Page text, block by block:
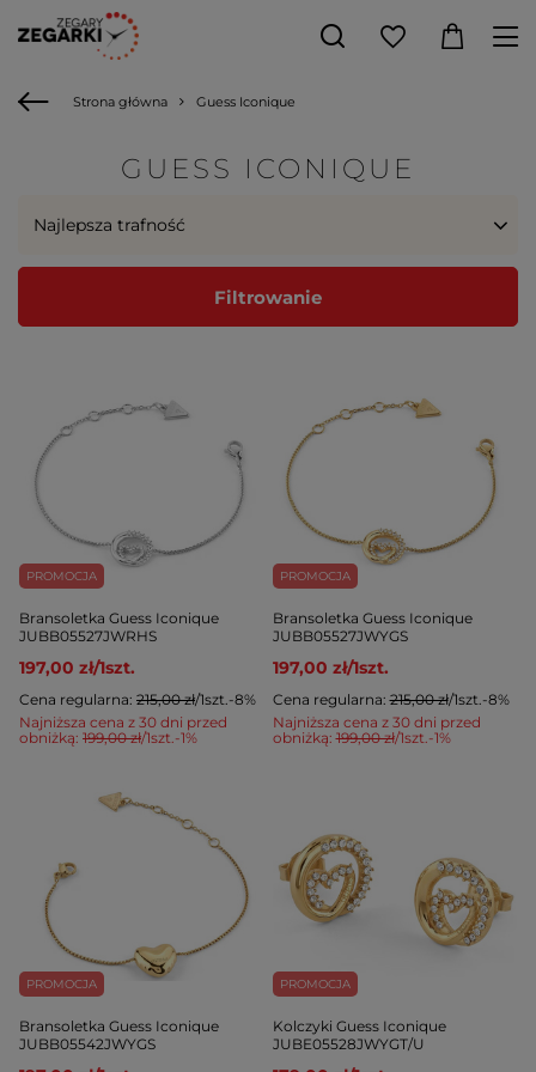
Strona główna Guess Iconique
GUESS ICONIQUE
Najlepsza trafność
Filtrowanie
PROMOCJA
Bransoletka Guess Iconique
JUBB05527JWRHS
197,00 zł/1szt.
Najniższa cena z 30 dni przed
obniżką: 199,00 zł/1szt.-1%
Cena regularna: 215,00 zł/1szt.-8%
PROMOCJA
Bransoletka Guess Iconique
JUBB05527JWYGS
197,00 zł/1szt.
Najniższa cena z 30 dni przed
obniżką:199,00 zł/1szt.-1%
Cena regularna:215,00 zł/1szt.-8%
PROMOCJA
Bransoletka Guess Iconique
JUBB05542JWYGS
PROMOCJA
Kolczyki Guess Iconique
JUBE05528JWYGT/U